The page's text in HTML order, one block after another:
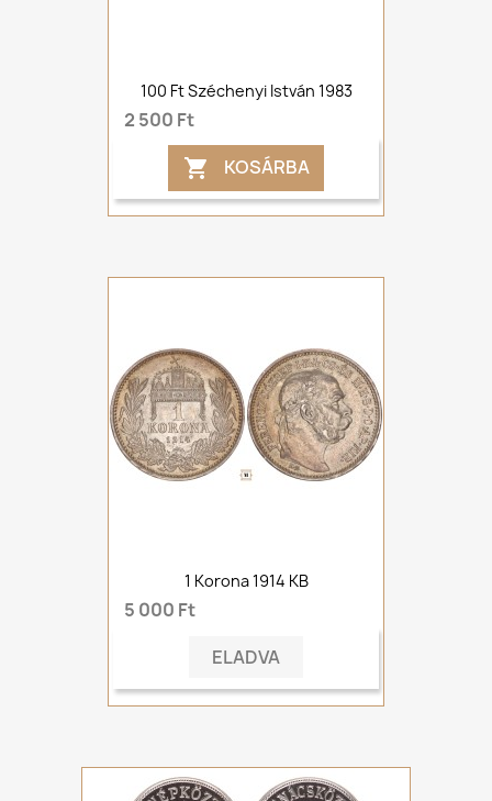
100 Ft Széchenyi István 1983
2 500 Ft
 KOSÁRBA
1 Korona 1914 KB
5 000 Ft
ELADVA